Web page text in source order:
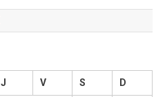
J V S D